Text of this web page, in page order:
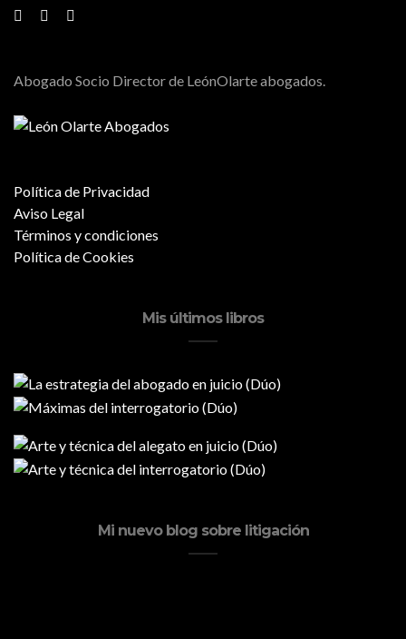
Abogado Socio Director de LeónOlarte abogados.
Política de Privacidad
Aviso Legal
Términos y condiciones
Política de Cookies
Mis últimos libros
Mi nuevo blog sobre litigación